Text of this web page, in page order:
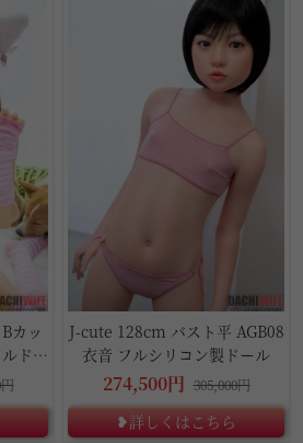
カッ
ドー
J-cute 128cm バスト平 AGB08
衣音 フルシリコン製ドール
274,500円 305,000円
❥詳しくはこちら